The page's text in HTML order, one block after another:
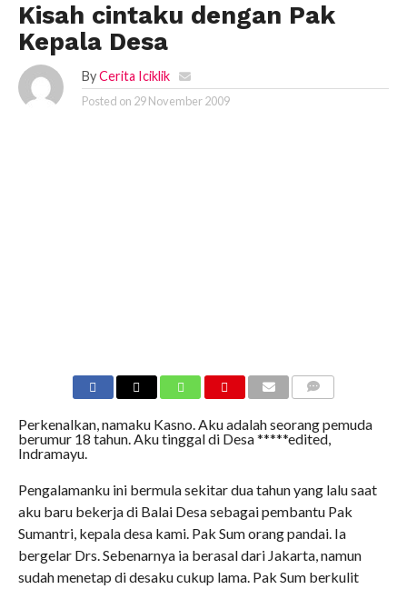
Kisah cintaku dengan Pak
Kepala Desa
By Cerita Iciklik
Posted on 29 November 2009
Perkenalkan, namaku Kasno. Aku adalah seorang pemuda
berumur 18 tahun. Aku tinggal di Desa *****edited,
Indramayu.
Pengalamanku ini bermula sekitar dua tahun yang lalu saat
aku baru bekerja di Balai Desa sebagai pembantu Pak
Sumantri, kepala desa kami. Pak Sum orang pandai. Ia
bergelar Drs. Sebenarnya ia berasal dari Jakarta, namun
sudah menetap di desaku cukup lama. Pak Sum berkulit